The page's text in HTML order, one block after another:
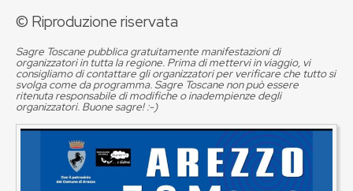
© Riproduzione riservata
Sagre Toscane pubblica gratuitamente manifestazioni di
organizzatori in tutta la regione. Prima di mettervi in viaggio, vi
consigliamo di contattare gli organizzatori per verificare che tutto si
svolga come da programma. Sagre Toscane non può essere
ritenuta responsabile di modifiche o inadempienze degli
organizzatori. Buone sagre! :-)